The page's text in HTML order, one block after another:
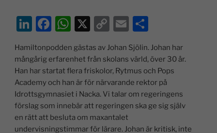
Li
k
e
dI
n
F
c
e
b
o
o
W
at
s
A
p
p
X
C
p
y
Li
n
k
E
ai
l
a
Hamiltonpodden gästas av Johan Sjölin. Johan har
mångårig erfarenhet från skolans värld, över 30 år.
Han har startat flera friskolor, Rytmus och Pops
Academy och han är för närvarande rektor på
Idrottsgymnasiet i Nacka. Vi talar om regeringens
förslag som innebär att regeringen ska ge sig själv
en rätt att besluta om maxantalet
undervisningstimmar för lärare. Johan är kritisk, inte